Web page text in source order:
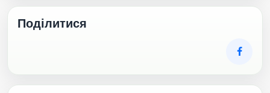
Поділитися